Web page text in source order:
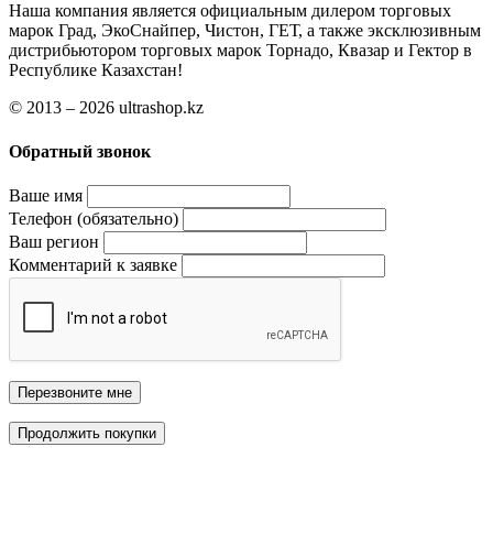
Наша компания является официальным дилером торговых
марок Град, ЭкоСнайпер, Чистон, ГЕТ, а также эксклюзивным
дистрибьютором торговых марок Торнадо, Квазар и Гектор в
Республике Казахстан!
© 2013 – 2026 ultrashop.kz
Обратный звонок
Ваше имя
Телефон (обязательно)
Ваш регион
Комментарий к заявке
Перезвоните мне
Продолжить покупки